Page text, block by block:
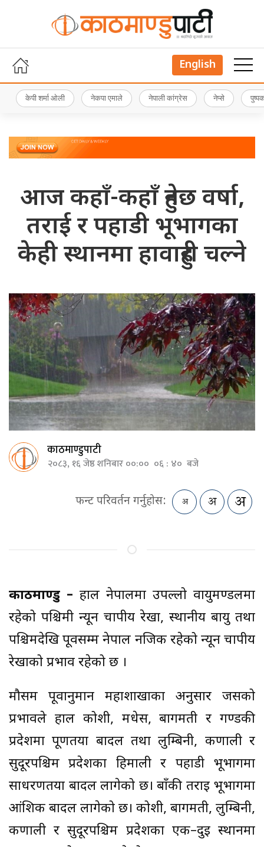
English
केपी शर्मा ओली नेकपा एमाले नेपाली कांग्रेस नेप्से
आज कहाँ-कहाँ हुनेछ वर्षा,
तराई र पहाडी भूभागका
केही स्थानमा हावाहुरी चल्ने
काठमाण्डुपाटी
२०८३, १६ जेष्ठ शनिबार ००:०० ०६ : ४० बजे
फन्ट परिवर्तन गर्नुहोस:
काठमाण्डु – हाल नेपालमा उपल्लो वायुमण्डलमा
रहेको पश्चिमी न्यून चापीय रेखा, स्थानीय बायु तथा
पश्चिमदेखि पूर्वसम्म नेपाल नजिक रहेको न्यून चापीय
रेखाको प्रभाव रहेको छ ।
मौसम पूर्वानुमान महाशाखाका अनुसार जसको
प्रभावले हाल कोशी, मधेस, बागमती र गण्डकी
प्रदेशमा पूर्णतया बादल तथा लुम्बिनी, कर्णाली र
सुदूरपश्चिम प्रदेशका हिमाली र पहाडी भूभागमा
साधरणतया बादल लागेको छ। बाँकी तराई भूभागमा
आंशिक बादल लागेको छ। कोशी, बागमती, लुम्बिनी,
कर्णाली र सुदूरपश्चिम प्रदेशका एक–दुई स्थानमा